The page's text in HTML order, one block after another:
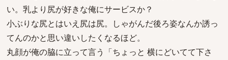
い。乳より尻が好きな俺にサービスか？
小ぶりな尻とはいえ尻は尻。しゃがんだ後ろ姿なんか誘っ
てんのかと思い違いしたくなるほど。
丸顔が俺の脇に立って言う「ちょっと 横にどいてて下さ